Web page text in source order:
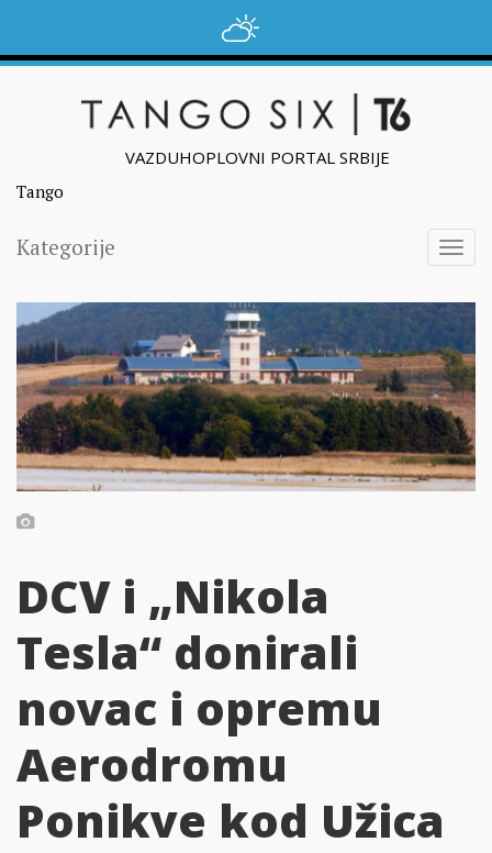
VAZDUHOPLOVNI PORTAL SRBIJE
Tango
Kategorije
DCV i „Nikola
Tesla“ donirali
novac i opremu
Aerodromu
Ponikve kod Užica